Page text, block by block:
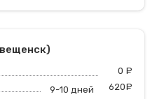
0
9-10 дней 620